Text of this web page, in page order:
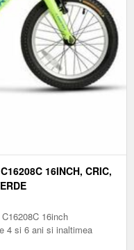
16INCH, CRIC,
16inch
4 si 6 ani si inaltimea